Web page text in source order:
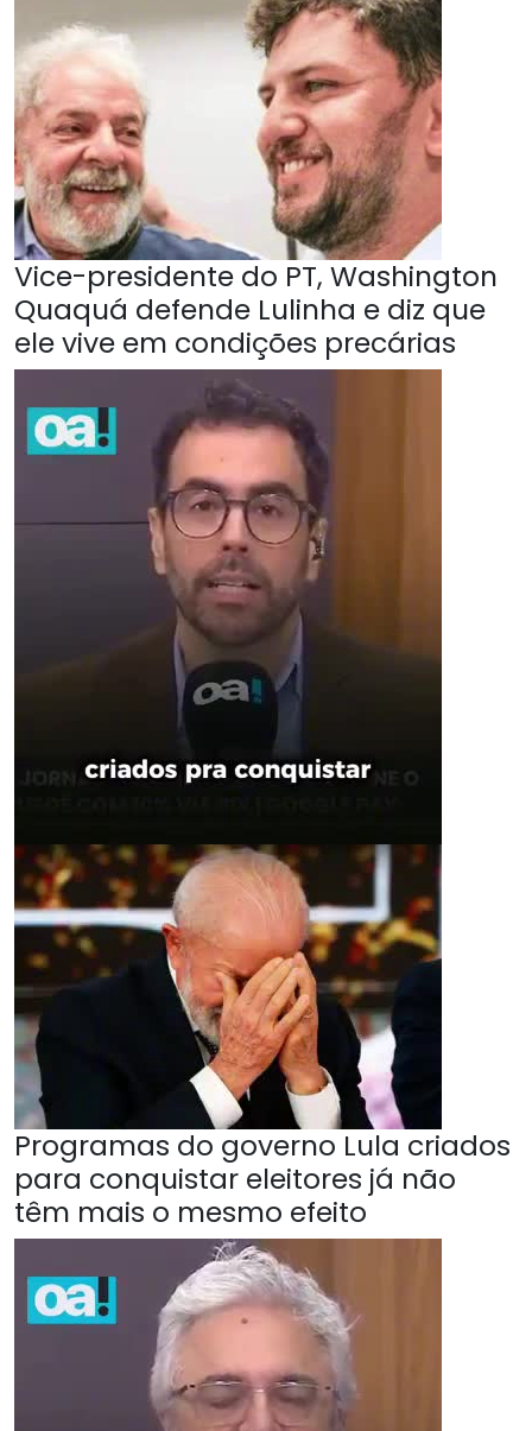
Vice-presidente do PT, Washington
Quaquá defende Lulinha e diz que
ele vive em condições precárias
Programas do governo Lula criados
para conquistar eleitores já não
têm mais o mesmo efeito